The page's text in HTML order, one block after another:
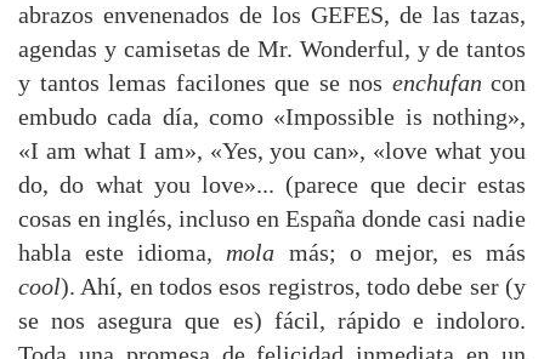
abrazos envenenados de los GEFES, de las tazas,
agendas y camisetas de Mr. Wonderful, y de tantos
y tantos lemas facilones que se nos enchufan con
embudo cada día, como «Impossible is nothing»,
«I am what I am», «Yes, you can», «love what you
do, do what you love»... (parece que decir estas
cosas en inglés, incluso en España donde casi nadie
habla este idioma, mola más; o mejor, es más
cool). Ahí, en todos esos registros, todo debe ser (y
se nos asegura que es) fácil, rápido e indoloro.